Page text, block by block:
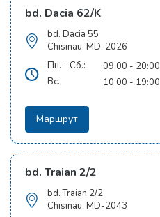
bd. Dacia 62/K
bd. Dacia 55
Chisinau, MD-2026
Пн. - Сб.:
09:00 - 20:00
Вс.:
10:00 - 19:00
Маршрут
bd. Traian 2/2
bd. Traian 2/2
Chisinau, MD-2043